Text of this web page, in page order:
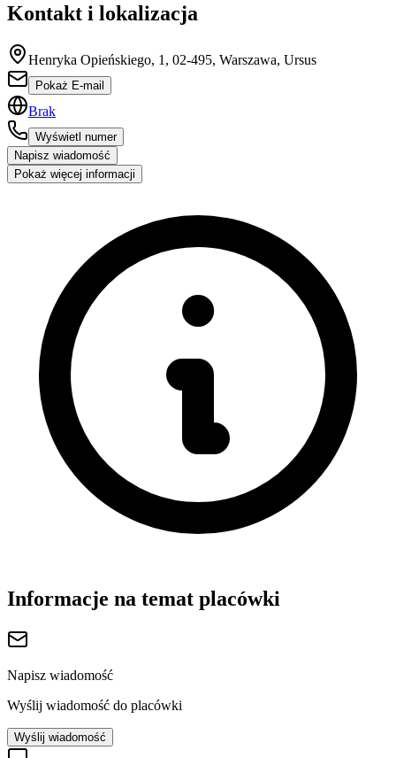
Kontakt i lokalizacja
Henryka Opieńskiego, 1, 02-495, Warszawa, Ursus
Pokaż E-mail
Brak
Wyświetl numer
Napisz wiadomość
Pokaż więcej informacji
Informacje na temat placówki
Napisz wiadomość
Wyślij wiadomość do placówki
Wyślij wiadomość